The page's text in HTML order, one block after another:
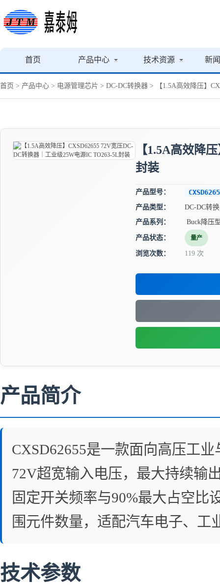
首页 产品中心 技术资源 新
首页 > 产品中心 > 电源管理芯片 > DC-DC转换器 > 【1.5A高效降压】
【1.5A高效降
封装
产品型号：
产品类型：
DC-DC转
产品系列：
Buck降压
产品状态： 量产
浏览次数： 119 次
产品简介
CXSD62655是一款面向高压工
72V超宽输入电压，最大持续输
固定开关频率与90%最大占空比
围元件数量，适配汽车电子、
技术参数